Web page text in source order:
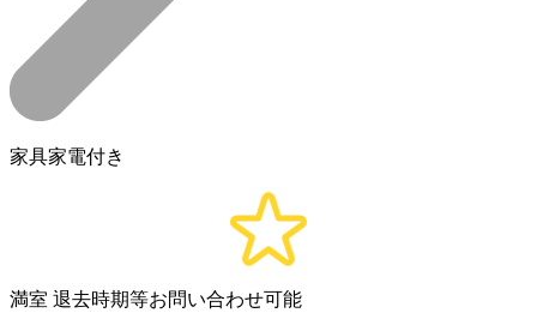
家具家電付き
満室 退去時期等お問い合わせ可能